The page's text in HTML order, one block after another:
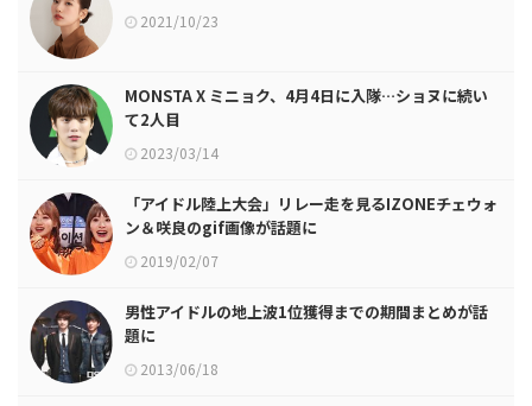
2021/10/23
MONSTA X ミニョク、4月4日に入隊…ショヌに続い
て2人目
2023/03/14
「アイドル陸上大会」リレー走を見るIZONEチェウォ
ン＆咲良のgif画像が話題に
2019/02/07
男性アイドルの地上波1位獲得までの期間まとめが話
題に
2013/06/18